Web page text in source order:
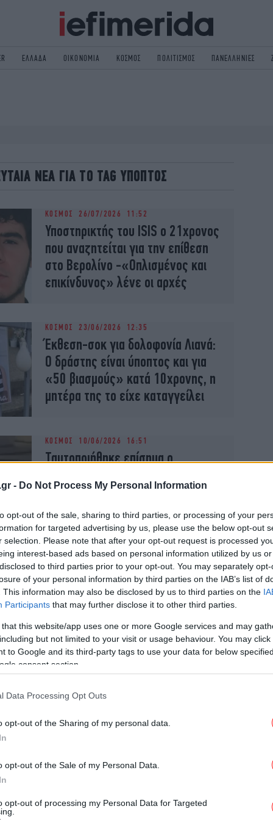
- Do Not Process My Personal Information
opt-out of the sale, sharing to third parties, or processing of your
for targeted advertising by us, please use the below opt-out
selection. Please note that after your opt-out request is processed
interest-based ads based on personal information utilized by us
to third parties prior to your opt-out. You may separately
of your personal information by third parties on the IAB’s list of
This information may also be disclosed by us to third parties on the
Participants that may further disclose it to other third parties.
that this website/app uses one or more Google services and may
but not limited to your visit or usage behaviour. You may
to Google and its third-party tags to use your data for below
consent section.
Data Processing Opt Outs
opt-out of the Sharing of my personal data.
opt-out of the Sale of my Personal Data.
opt-out of processing my Personal Data for Targeted
ΕΛΛΑΔΑ ΟΙΚΟΝΟΜΙΑ ΚΟΣΜΟΣ ΠΟΛΙΤΙΣΜΟΣ ΠΑΝΕΛΛΗΝΙΕΣ
PODCAST
MEDIA
ΝΕΑ ΓΙΑ ΤΟ TAG ΥΠΟΠΤΟΣ
ΚΟΣΜΟΣ 26/07/2026 11:52
Υποστηρικτής του ISIS ο 21χρονος
που αναζητείται για την επίθεση
στο Βερολίνο -«Οπλισμένος και
επικίνδυνος» λένε οι αρχές
ΚΟΣΜΟΣ 23/06/2026 12:35
Έκθεση-σοκ για δολοφονία Λιανά:
Ο δράστης είναι ύποπτος και για
«50 βιασμούς» κατά 10χρονης, η
μητέρα της το είχε καταγγείλει
ΚΟΣΜΟΣ 10/06/2026 16:51
Ταυτοποιήθηκε επίσημα ο
αποκεφαλίσει τον άνδρα στο
Μπέλφαστ -Έχασε το μάτι του το
θύμα
ΚΟΣΜΟΣ 08/06/2026 17:10
Για βιασμούς κατηγορείται και ο
αδελφός του υπόπτου για τον
θάνατο της μικρής Λιανά
-Συγκεντρώσεις μνήμης σε όλη
τη Γαλλία
ΚΟΣΜΟΣ 06/05/2026 22:50
Ιταλία: Νέα στοιχεία για τη
DNA έφερε ανατροπή